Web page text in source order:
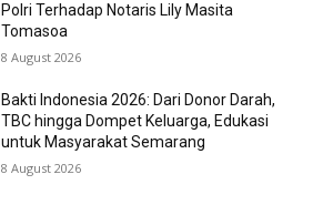
Polri Terhadap Notaris Lily Masita
Tomasoa
8 August 2026
Bakti Indonesia 2026: Dari Donor Darah,
TBC hingga Dompet Keluarga, Edukasi
untuk Masyarakat Semarang
8 August 2026